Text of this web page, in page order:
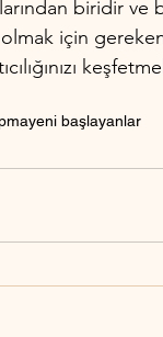
biridir ve
için
yeni başlayanlar